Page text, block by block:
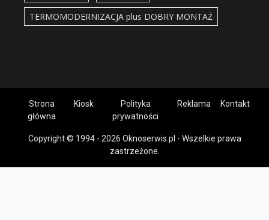
TERMOMODERNIZACJA plus DOBRY MONTAŻ
Strona
główna
Kiosk
Polityka
prywatności
Reklama Kontakt
Copyright © 1994 - 2026 Oknoserwis.pl - Wszelkie prawa
zastrzeżone.